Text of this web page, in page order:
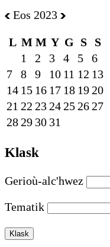
Eos 2023
L M M Y G S
S
1
2 3 4 5
6
7
8 9 10 11 12 13
14 15 16 17 18 19 20
21 22 23 24 25 26 27
28 29 30 31
Klask
Gerioù-alc'hwez
Tematik